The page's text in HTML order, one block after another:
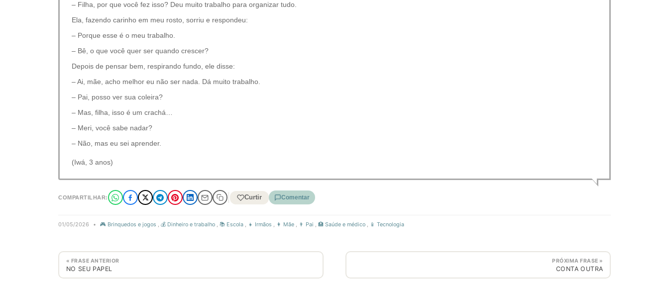
– Filha, por que você fez isso? Deu muito trabalho para organizar tudo.
Ela, fazendo carinho em meu rosto, sorriu e respondeu:
– Porque esse é o meu trabalho.
– Bê, o que você quer ser quando crescer?
Depois de pensar bem, respirando fundo, ele disse:
– Ai, mãe, acho melhor eu não ser nada. Dá muito trabalho.
– Pai, posso ver sua coleira?
– Mas, filha, isso é um crachá…
– Meri, você sabe nadar?
– Não, mas eu sei aprender.
(Iwá, 3 anos)
COMPARTILHAR: Curtir Comentar
01/05/2026 • 🎮 Brinquedos e jogos , 💰 Dinheiro e trabalho , 📚 Escola , 👧 Irmãos , 👩 Mãe , 👨 Pai , 🏥 Saúde e médico , 📱 Tecnologia
« FRASE ANTERIOR
NO SEU PAPEL
PRÓXIMA FRASE »
CONTA OUTRA